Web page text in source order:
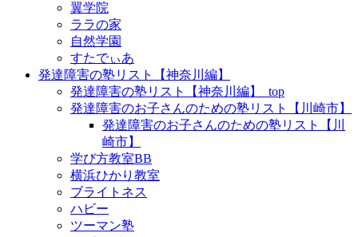
翼学院
ララの家
自然学園
すたでぃあ
発達障害の塾リスト【神奈川編】
発達障害の塾リスト【神奈川編】_top
発達障害のお子さんのための塾リスト【川崎市】
発達障害のお子さんのための塾リスト【川
崎市】
学び方教室BB
横浜ひかり教室
ブライトネス
ハビー
ツーマン塾